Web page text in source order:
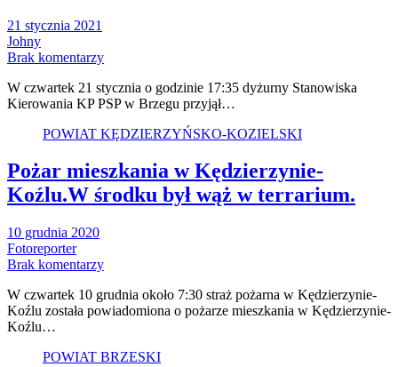
21 stycznia 2021
Johny
Brak komentarzy
W czwartek 21 stycznia o godzinie 17:35 dyżurny Stanowiska
Kierowania KP PSP w Brzegu przyjął…
POWIAT KĘDZIERZYŃSKO-KOZIELSKI
Pożar mieszkania w Kędzierzynie-
Koźlu.W środku był wąż w terrarium.
10 grudnia 2020
Fotoreporter
Brak komentarzy
W czwartek 10 grudnia około 7:30 straż pożarna w Kędzierzynie-
Koźlu została powiadomiona o pożarze mieszkania w Kędzierzynie-
Koźlu…
POWIAT BRZESKI